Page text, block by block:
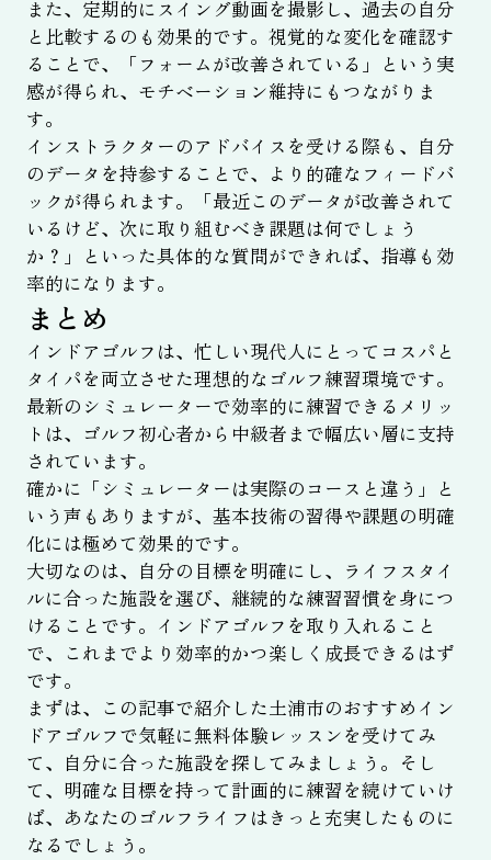
また、定期的にスイング動画を撮影し、過去の自分
と比較するのも効果的です。視覚的な変化を確認す
ることで、「フォームが改善されている」という実
感が得られ、モチベーション維持にもつながりま
す。
インストラクターのアドバイスを受ける際も、自分
のデータを持参することで、より的確なフィードバ
ックが得られます。「最近このデータが改善されて
いるけど、次に取り組むべき課題は何でしょう
か？」といった具体的な質問ができれば、指導も効
率的になります。
まとめ
インドアゴルフは、忙しい現代人にとってコスパと
タイパを両立させた理想的なゴルフ練習環境です。
最新のシミュレーターで効率的に練習できるメリッ
トは、ゴルフ初心者から中級者まで幅広い層に支持
されています。
確かに「シミュレーターは実際のコースと違う」と
いう声もありますが、基本技術の習得や課題の明確
化には極めて効果的です。
大切なのは、自分の目標を明確にし、ライフスタイ
ルに合った施設を選び、継続的な練習習慣を身につ
けることです。インドアゴルフを取り入れること
で、これまでより効率的かつ楽しく成長できるはず
です。
まずは、この記事で紹介した土浦市のおすすめイン
ドアゴルフで気軽に無料体験レッスンを受けてみ
て、自分に合った施設を探してみましょう。そし
て、明確な目標を持って計画的に練習を続けていけ
ば、あなたのゴルフライフはきっと充実したものに
なるでしょう。